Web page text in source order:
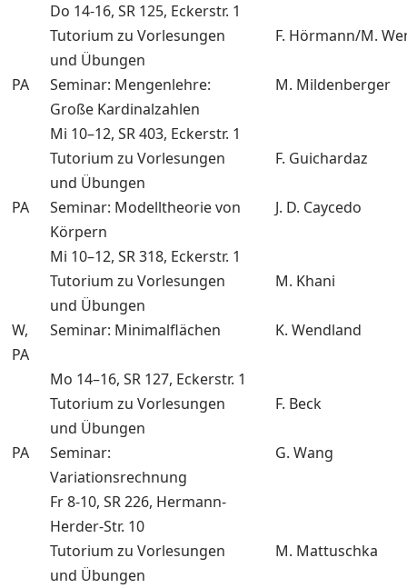
Do 14-16, SR 125, Eckerstr. 1
Tutorium zu Vorlesungen
und Übungen
F. Hörmann/M.
PA
Seminar: Mengenlehre:
Große Kardinalzahlen
M. Mildenberger
Mi 10–12, SR 403, Eckerstr. 1
Tutorium zu Vorlesungen
und Übungen
F. Guichardaz
PA
Seminar: Modelltheorie von
Körpern
J. D. Caycedo
Mi 10–12, SR 318, Eckerstr. 1
Tutorium zu Vorlesungen
und Übungen
M. Khani
W,
PA
Seminar: Minimalflächen K. Wendland
Mo 14–16, SR 127, Eckerstr. 1
Tutorium zu Vorlesungen
und Übungen
F. Beck
PA
Seminar:
Variationsrechnung
G. Wang
Fr 8-10, SR 226, Hermann-
Herder-Str. 10
Tutorium zu Vorlesungen
und Übungen
M. Mattuschka